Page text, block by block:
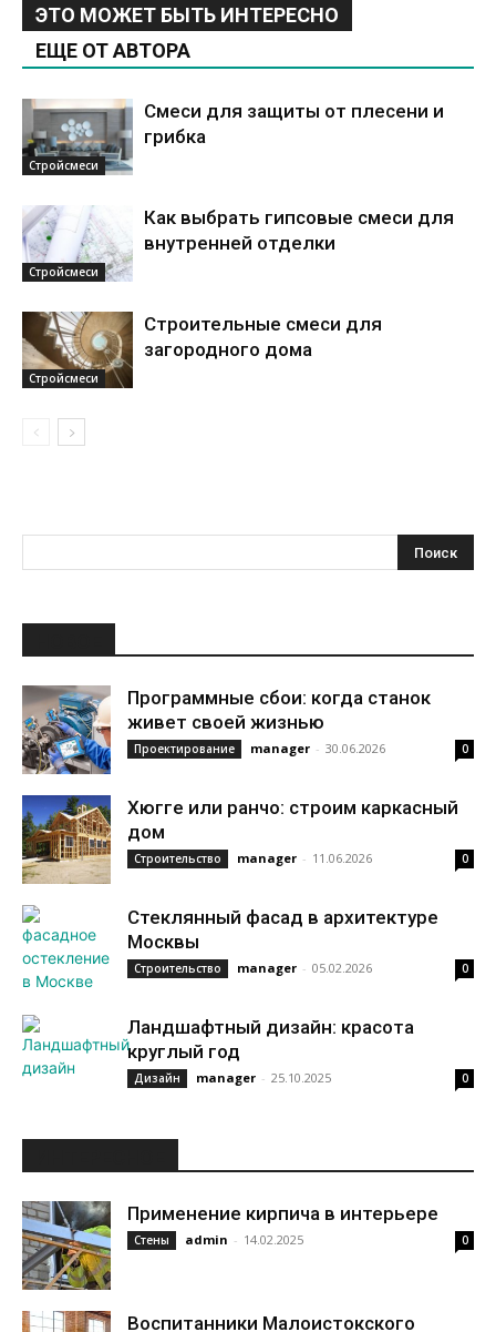
ЭТО МОЖЕТ БЫТЬ ИНТЕРЕСНО
ЕЩЕ ОТ АВТОРА
Стройсмеси
Смеси для защиты от плесени и
грибка
Стройсмеси
Как выбрать гипсовые смеси для
внутренней отделки
Стройсмеси
Строительные смеси для
загородного дома
Программные сбои: когда станок
живет своей жизнью
Проектирование manager - 30.06.2026 0
Хюгге или ранчо: строим каркасный
дом
Строительство manager - 11.06.2026 0
Стеклянный фасад в архитектуре
Москвы
Строительство manager - 05.02.2026 0
Ландшафтный дизайн: красота
круглый год
Дизайн manager - 25.10.2025 0
Применение кирпича в интерьере
Стены admin - 14.02.2025 0
Воспитанники Малоистокского